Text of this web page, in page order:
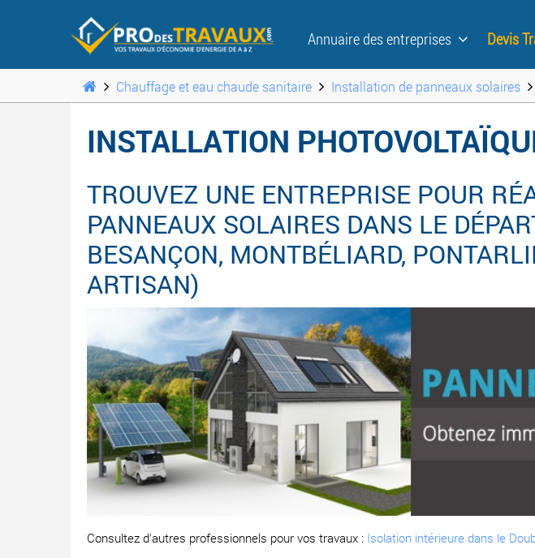
Annuaire des entreprises Devis
Chauffage et eau chaude sanitaire Installation de panneaux solaires
INSTALLATION
TROUVEZ UNE ENTREPRISE POUR
PANNEAUX SOLAIRES DANS LE
BESANÇON, MONTBÉLIARD,
ARTISAN)
Consultez d'autres professionnels pour vos travaux : Isolation intérieure dans le